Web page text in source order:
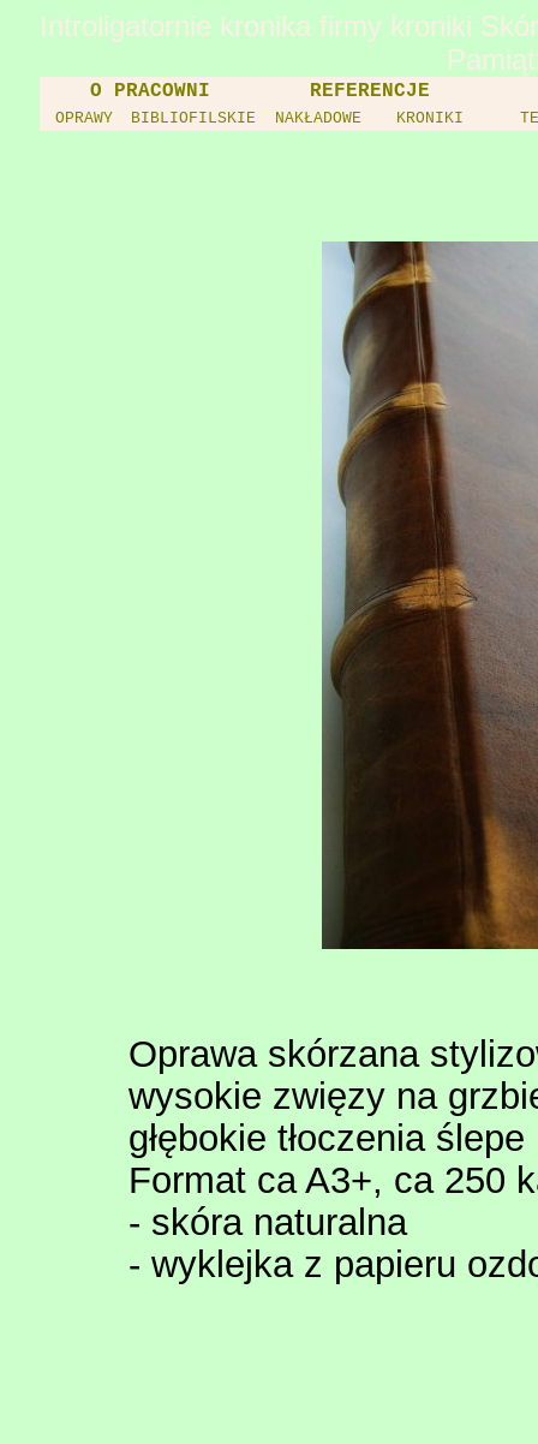
Introligatornie kronika firmy kroniki
O PRACOWNI REFERENCJE
OPRAWY BIBLIOFILSKIE NAKŁADOWE KRONIKI
Oprawa skórzana
wysokie zwięzy na
głębokie tłoczenia
Format ca A3+, ca 250
- skóra naturalna
- wyklejka z papieru